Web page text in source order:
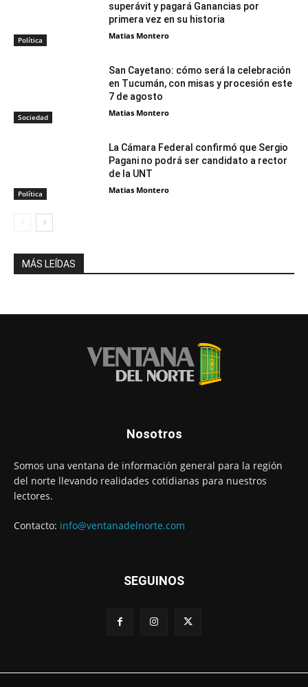
Política
superávit y pagará Ganancias por
primera vez en su historia
Matias Montero
Sociedad
San Cayetano: cómo será la celebración
en Tucumán, con misas y procesión este
7 de agosto
Matias Montero
Política
La Cámara Federal confirmó que Sergio
Pagani no podrá ser candidato a rector
de la UNT
Matias Montero
MÁS LEÍDAS
Nosotros
Somos una ventana de información general para la región
del norte llevando realidades cotidianas para nuestros
lectores.
Contacto: info@ventanadelnorte.com
SEGUINOS